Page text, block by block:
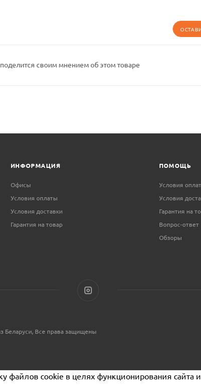
своим мнением об этом товаре
ИНФОРМАЦИЯ
Офисы
Условия оплаты
Условия доставки
Гарантия на товар
ПОМОЩЬ
Условия
Условия
Гарантия на
Вопрос-ответ
Обзоры
Беларуси, Все права защищены
файлов cookie в целях функционирования сайта и